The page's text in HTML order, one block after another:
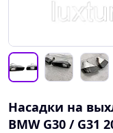
Насадки на
BMW G30 / G31